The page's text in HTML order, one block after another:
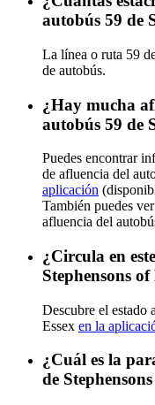
autobús 59 de
La línea o ruta 59
de autobús.
¿Hay mucha
autobús 59 de
Puedes encontrar
de afluencia del
aplicación
También puedes
afluencia del
¿Circula en
Stephensons of
Descubre el estado
Essex en la
¿Cuál es la
de